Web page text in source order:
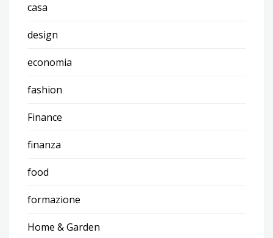
casa
design
economia
fashion
Finance
finanza
food
formazione
Home & Garden